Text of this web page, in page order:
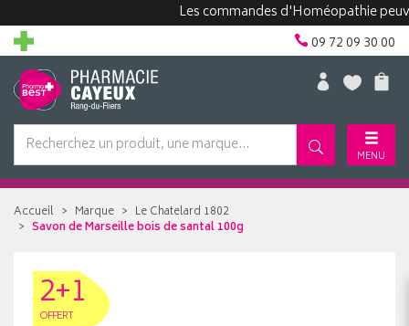
Les commandes d'Homéopathie peuvent
09 72 09 30 00
MENU
Accueil Marque
Le Chatelard 1802
Savon de Marseille bois de santal 100g
2+1
OFFERT